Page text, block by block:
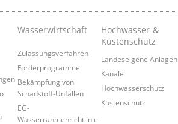
Wasserwirtschaft
Zulassungsverfahren
Förderprogramme
Bekämpfung von
Schadstoff-Unfällen
EG-
Wasserrahmenrichtlinie
Hochwasser-&
Küstenschutz
Landeseigene Anlagen
Kanäle
Hochwasserschutz
Küstenschutz